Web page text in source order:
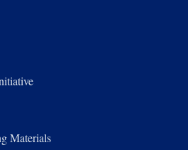
Materials